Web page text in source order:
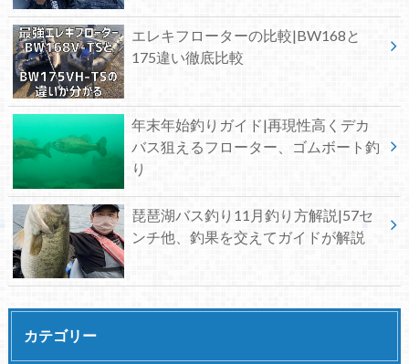
エレキフローターの比較|BW168と
175違い徹底比較
年末年始釣りガイド|再現性高くデカ
バス狙えるフローター、ゴムボート釣
り
琵琶湖バス釣り11月釣り方解説|57セ
ンチ他、釣果を交えてガイドが解説
カテゴリー